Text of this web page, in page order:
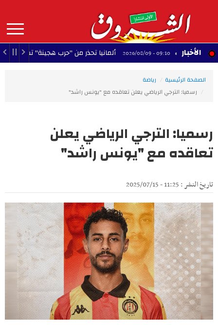
contenu
principal
MAIN
NAVIGATION الأخبار
09:10 - 2026/08/09 ألمانيا تحذر من "حرب هجينة" تستهدف استقرار
الصفحة الرئيسية
رياضة
رسميا: الترجي الرياضي يعلن تعاقده مع "يونس راشد"
رسميا: الترجي الرياضي يعلن
تعاقده مع "يونس راشد"
تاريخ النشر : 11:25 - 2025/07/15